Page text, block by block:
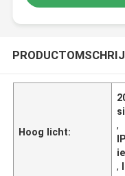
Hoog licht:
,
,